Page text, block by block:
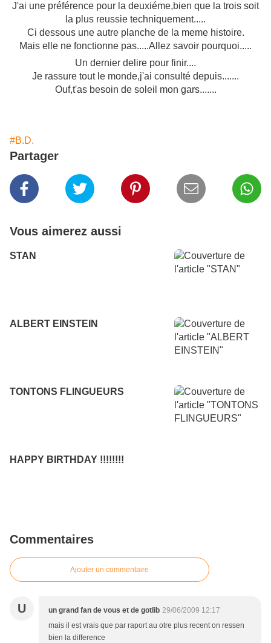
J'ai une préférence pour la deuxiéme,bien que la trois soit
la plus reussie techniquement.....
Ci dessous une autre planche de la meme histoire.
Mais elle ne fonctionne pas.....Allez savoir pourquoi.....
Un dernier delire pour finir....
Je rassure tout le monde,j'ai consulté depuis.......
Ouf,t'as besoin de soleil mon gars.......
#B.D.
Partager
Vous aimerez aussi
STAN
ALBERT EINSTEIN
TONTONS FLINGUEURS
HAPPY BIRTHDAY !!!!!!!!
Commentaires
Ajouter un commentaire
U un grand fan de vous et de gotlib 29/06/2009 12:17
mais il est vrais que par raport au otre plus recent on ressen
bien la difference